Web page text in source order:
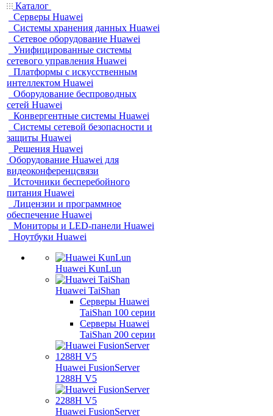
Каталог
Серверы Huawei
Системы хранения данных Huawei
Сетевое оборудование Huawei
Унифицированные системы
сетевого управления Huawei
Платформы с искусственным
интеллектом Huawei
Оборудование беспроводных
сетей Huawei
Конвергентные системы Huawei
Системы сетевой безопасности и
защиты Huawei
Решения Huawei
Оборудование Huawei для
видеоконференцсвязи
Источники бесперебойного
питания Huawei
Лицензии и программное
обеспечение Huawei
Мониторы и LED-панели Huawei
Ноутбуки Huawei
Huawei KunLun
Huawei TaiShan
Серверы Huawei
TaiShan 100 серии
Серверы Huawei
TaiShan 200 серии
Huawei FusionServer
1288H V5
Huawei FusionServer